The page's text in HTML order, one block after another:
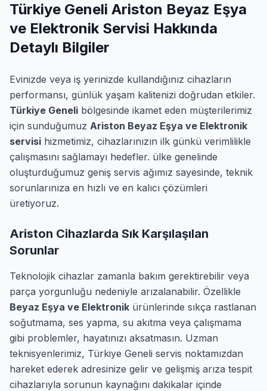
Türkiye Geneli Ariston Beyaz Eşya
ve Elektronik Servisi Hakkında
Detaylı Bilgiler
Evinizde veya iş yerinizde kullandığınız cihazların
performansı, günlük yaşam kalitenizi doğrudan etkiler.
Türkiye Geneli bölgesinde ikamet eden müşterilerimiz
için sunduğumuz Ariston Beyaz Eşya ve Elektronik
servisi hizmetimiz, cihazlarınızın ilk günkü verimlilikle
çalışmasını sağlamayı hedefler. ülke genelinde
oluşturduğumuz geniş servis ağımız sayesinde, teknik
sorunlarınıza en hızlı ve en kalıcı çözümleri
üretiyoruz.
Ariston Cihazlarda Sık Karşılaşılan
Sorunlar
Teknolojik cihazlar zamanla bakım gerektirebilir veya
parça yorgunluğu nedeniyle arızalanabilir. Özellikle
Beyaz Eşya ve Elektronik ürünlerinde sıkça rastlanan
soğutmama, ses yapma, su akıtma veya çalışmama
gibi problemler, hayatınızı aksatmasın. Uzman
teknisyenlerimiz, Türkiye Geneli servis noktamızdan
hareket ederek adresinize gelir ve gelişmiş arıza tespit
cihazlarıyla sorunun kaynağını dakikalar içinde